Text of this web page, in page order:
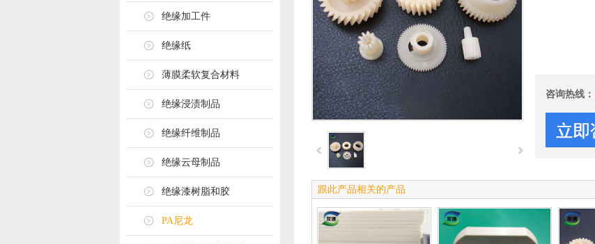
绝缘加工件
绝缘纸
薄膜柔软复合材料
绝缘浸渍制品
绝缘纤维制品
绝缘云母制品
绝缘漆树脂和胶
PA尼龙
咨询热线：
跟此产品相关的产品